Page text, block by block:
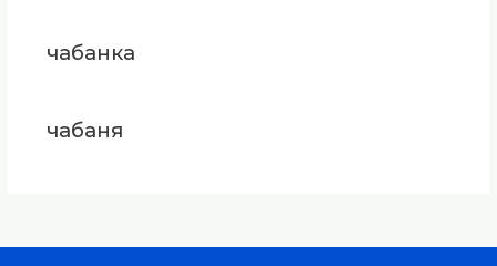
чабанка
чабаня